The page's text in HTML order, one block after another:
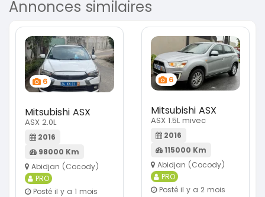
Annonces similaires
6
Mitsubishi ASX
ASX 2.0L
2016
98000 Km
Abidjan (Cocody)
PRO
Posté il y a 1 mois
6
Mitsubishi ASX
ASX 1.5L mivec
2016
115000 Km
Abidjan (Cocody)
PRO
Posté il y a 2 mois